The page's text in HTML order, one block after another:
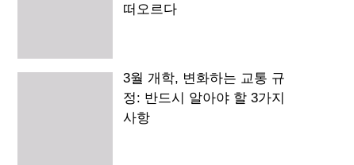
떠오르다
3월 개학, 변화하는 교통 규
정: 반드시 알아야 할 3가지
사항